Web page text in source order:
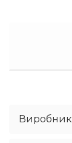
Виробник